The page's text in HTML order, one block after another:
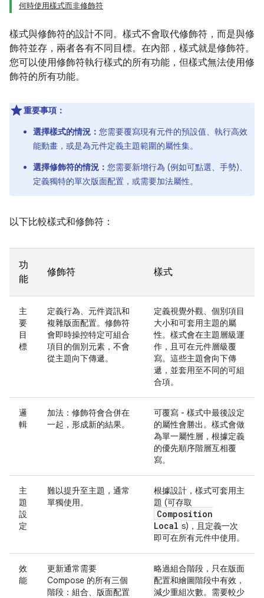
何時使用樣式而非修飾符
樣式與修飾符的設計不同。樣式不會取代修飾符，而是與修
飾符並存，兩者各有不同目標。在內部，樣式就是修飾符。
您可以使用修飾符執行樣式的所有功能，但樣式無法使用修
飾符的所有功能。
重要事項：
選擇樣式的情況： 您需要覆寫現有元件的預設值、執行高效
能動畫，或是為元件定義主題範圍的屬性集。
選擇修飾符的情況： 您需要新增行為 (例如可點選、手勢)、
定義獨特的單次版面配置，或需要加法屬性。
以下比較樣式和修飾符：
功
能
修飾符 樣式
主
要
目
標
定義行為、元件資訊和
複雜版面配置。修飾符
會即時操控特定可組合
項目的個別元素，不會
從主題向下傳遞。
定義視覺外觀、個別項目
大小和可套用主題的屬
性。樣式會在主題層級運
作，且可在元件層級覆
寫。這些主題會向下傳
遞，並套用至不同的可組
合項。
邏
輯
加法：修飾符會合併在
一起，形成新的結果。
可覆寫 - 樣式中最後設定
的屬性會勝出。樣式會做
為單一屬性層，根據定義
的優先順序階層互相覆
寫。
主
題
設
定
難以提升至主題，通常
單獨使用。
根據設計，樣式可套用主
題 (可存取
Composition
Local s)，且定義一次
即可在所有元件中使用。
效
能
更新通常需要
Compose 的所有三個
階段：組合、版面配置
略過組合階段，只在版面
配置和繪圖階段中有效，
減少重組次數。需要較少